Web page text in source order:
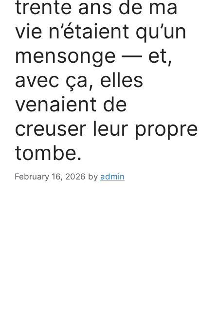
trente ans de ma
vie n’étaient qu’un
mensonge — et,
avec ça, elles
venaient de
creuser leur propre
tombe.
February 16, 2026 by admin